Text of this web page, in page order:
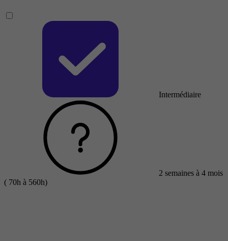
Intermédiaire
2 semaines à 4 mois
( 70h à 560h)